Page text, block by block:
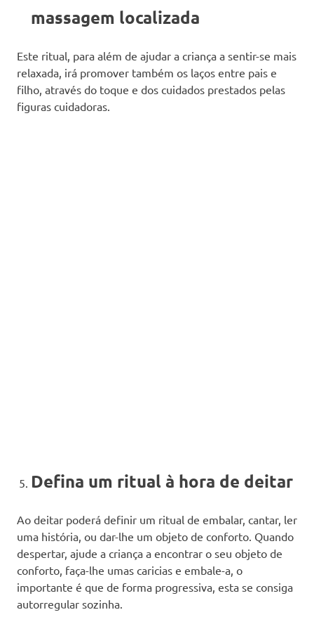
massagem localizada
Este ritual, para além de ajudar a criança a sentir-se mais
relaxada, irá promover também os laços entre pais e
filho, através do toque e dos cuidados prestados pelas
figuras cuidadoras.
Defina um ritual à hora de deitar
Ao deitar poderá definir um ritual de embalar, cantar, ler
uma história, ou dar-lhe um objeto de conforto. Quando
despertar, ajude a criança a encontrar o seu objeto de
conforto, faça-lhe umas caricias e embale-a, o
importante é que de forma progressiva, esta se consiga
autorregular sozinha.